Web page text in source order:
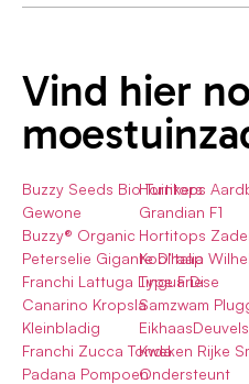
Vind hier
Buzzy Seeds Bio Tuinkers
Gewone
Buzzy® Organic
Peterselie Gigante D’Italia
Franchi Lattuga Lingua Di
Canarino Kropsla
Kleinbladig
Franchi Zucca Tonda
Padana Pompoen
Hortitops
Grandian F1
Hortitops
Koolraap
Type Friese
Samzwam
Kweken Rijke
Ondersteunt